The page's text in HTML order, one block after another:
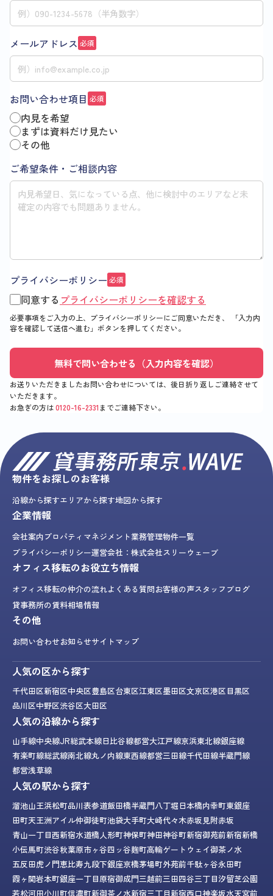
メールアドレス 必須
お問い合わせ項目 必須
内見を希望
まずは資料だけ見たい
その他
ご希望条件・ご相談内容
プライバシーポリシー 必須
同意する プライバシーポリシーを確認する
必要事項をご入力の上、プライバシーポリシーにご同意いただき、
「入力内
容を確認して送信へ進む」 ボタンを押してください。
無料で問い合わせる（入力内容を確認）
お送りいただきましたお問い合わせについては、後日折り返しご連絡させて
いただきます。
お急ぎの方は0120-16-2331 までご連絡下さい。
物件をお探しのお客様
沿線から探すエリアから探す地図から探す
企業情報
会社案内プロパティマネジメント業務管理物件一覧
プライバシーポリシー運営会社：株式会社スリーウェーブ
オフィス移転のお役立ち情報
オフィス移転の仲介の流れよくある質問お客様の声スタッフブログ
貸事務所の賃料相場情報
その他
お問い合わせお知らせサイトマップ
人気の区から探す
千代田区新宿区中央区豊島区台東区江東区墨田区文京区港区目黒区
品川区中野区渋谷区大田区
人気の沿線から探す
山手線中央線JR総武本線日比谷線都営大江戸線京浜東北線銀座線
有楽町線総武線南北線丸ノ内線東西線都営三田線千代田線半蔵門線
都営浅草線
人気の駅から探す
溜池山王浜松町品川表参道飯田橋半蔵門八丁堀日本橋内幸町東銀座
田町天王洲アイル仲御徒町池袋大手町大崎代々木赤坂見附赤坂
青山一丁目西新宿水道橋人形町神保町神田神谷町新宿御苑前新宿新橋
小伝馬町渋谷秋葉原市ヶ谷四ッ谷麹町高輪ゲートウェイ御茶ノ水
五反田虎ノ門恵比寿九段下銀座京橋茅場町外苑前千駄ヶ谷永田町
霞ヶ関岩本町銀座一丁目原宿御成門三越前三田四谷三丁目汐留芝公園
若松河田小川町信濃町新御茶ノ水新宿三丁目新宿西口神楽坂水天宮前